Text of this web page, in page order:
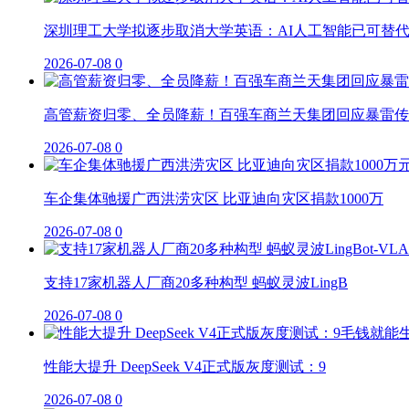
深圳理工大学拟逐步取消大学英语：AI人工智能已可替代
2026-07-08 0
高管薪资归零、全员降薪！百强车商兰天集团回应暴雷
2026-07-08 0
车企集体驰援广西洪涝灾区 比亚迪向灾区捐款1000万
2026-07-08 0
支持17家机器人厂商20多种构型 蚂蚁灵波LingB
2026-07-08 0
性能大提升 DeepSeek V4正式版灰度测试：9
2026-07-08 0